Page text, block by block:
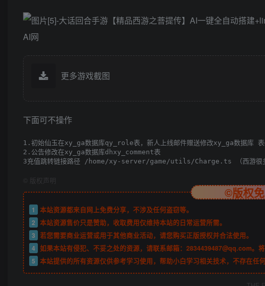
更多游戏截图
下面可不操作
1.初始仙玉在xy_ga数据库qy_role表，新人上线邮件赠送修改xy_ga数据库
2.公告修改在xy_ga数据库dhxy_comment表
3充值跳转链接路径 /home/xy-server/game/utils/Charge.ts （西游很多
版权声明
©版权
1
本站资源都来自网上免费分享，不涉及任何盗窃等。
2 本站资源售价只是赞助，收取费用仅维持本站的日常运营所需。
3 若您需要商业运营或用于其他商业活动，请您购买正版授权并合法使用。
4 如果本站有侵犯、不妥之处的资源，请联系邮箱：2834439487@qq.com。将
5 本站提供的所有资源仅供参考学习使用，帮助小白学习相关技术，不存在任